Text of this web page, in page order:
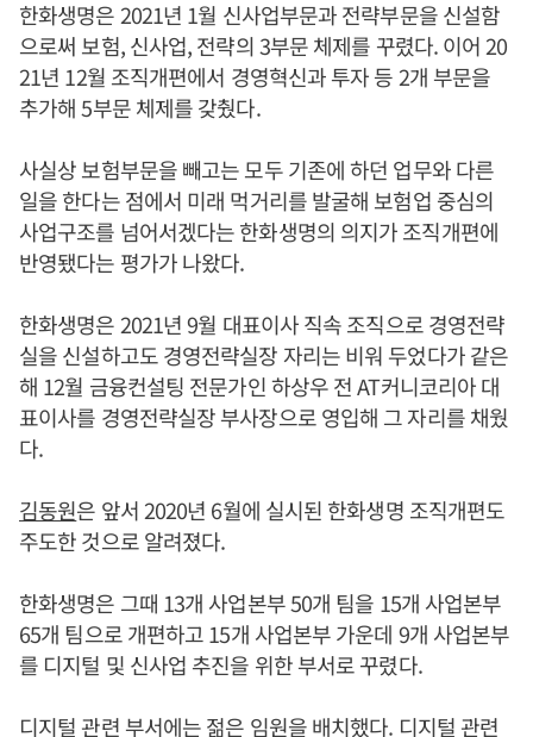
한화생명은 2021년 1월 신사업부문과 전략부문을 신설함
으로써 보험, 신사업, 전략의 3부문 체제를 꾸렸다. 이어 20
21년 12월 조직개편에서 경영혁신과 투자 등 2개 부문을
추가해 5부문 체제를 갖췄다.
사실상 보험부문을 빼고는 모두 기존에 하던 업무와 다른
일을 한다는 점에서 미래 먹거리를 발굴해 보험업 중심의
사업구조를 넘어서겠다는 한화생명의 의지가 조직개편에
반영됐다는 평가가 나왔다.
한화생명은 2021년 9월 대표이사 직속 조직으로 경영전략
실을 신설하고도 경영전략실장 자리는 비워 두었다가 같은
해 12월 금융컨설팅 전문가인 하상우 전 AT커니코리아 대
표이사를 경영전략실장 부사장으로 영입해 그 자리를 채웠
다.
김동원은 앞서 2020년 6월에 실시된 한화생명 조직개편도
주도한 것으로 알려졌다.
한화생명은 그때 13개 사업본부 50개 팀을 15개 사업본부
65개 팀으로 개편하고 15개 사업본부 가운데 9개 사업본부
를 디지털 및 신사업 추진을 위한 부서로 꾸렸다.
디지털 관련 부서에는 젊은 임원을 배치했다. 디지털 관련